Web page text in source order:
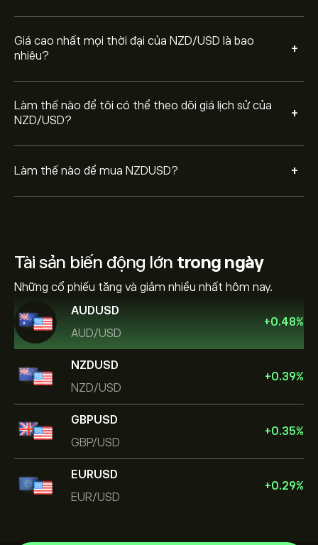
Giá cao nhất mọi thời đại của NZD/USD là bao
nhiêu?
+
Làm thế nào để tôi có thể theo dõi giá lịch sử của
NZD/USD?
+
Làm thế nào để mua NZDUSD? +
Tài sản biến động lớn trong ngày
Những cổ phiếu tăng và giảm nhiều nhất hôm nay.
AUDUSD
AUD/USD
+0.48%
NZDUSD
NZD/USD
+0.39%
GBPUSD
GBP/USD
+0.35%
EURUSD
EUR/USD
+0.29%